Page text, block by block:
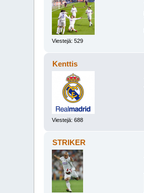
Viestejä: 529
Kenttis
Viestejä: 688
STRIKER